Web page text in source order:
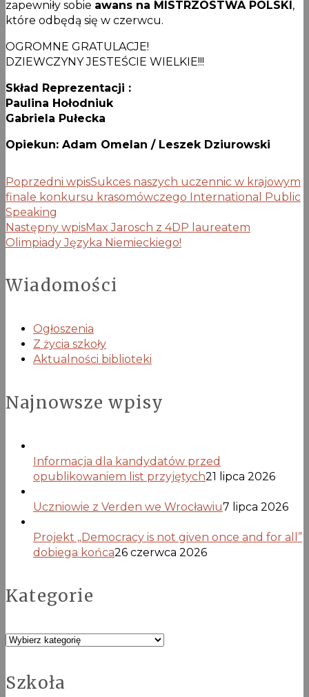
zapewniły sobie awans na MISTRZOSTWA POLSKI,
które odbędą się w czerwcu.
OGROMNE GRATULACJE!
DZIEWCZYNY JESTEŚCIE WIELKIE!!!
Skład Reprezentacji :
Paulina Hołodniuk
Gabriela Pułecka
Opiekun: Adam Omelan / Leszek Dziurowski
Poprzedni wpisSukces naszych uczennic w krajowym
finale konkursu krasomówczego International Public
Speaking
Następny wpisMax Jarosch z 4DP laureatem
Olimpiady Języka Niemieckiego!
Wiadomości
Ogłoszenia
Z życia szkoły
Aktualności biblioteki
Najnowsze wpisy
Informacja dla kandydatów przed
opublikowaniem list przyjętych21 lipca 2026
Uczniowie z Verden we Wrocławiu7 lipca 2026
Projekt „Democracy is not given once and for all”
dobiega końca26 czerwca 2026
Kategorie
Kategorie
Szkoła